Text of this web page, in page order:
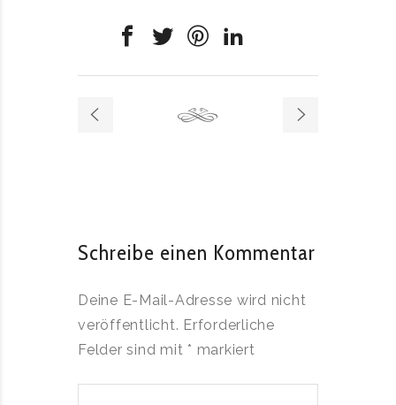
Schreibe einen Kommentar
Deine E-Mail-Adresse wird nicht
veröffentlicht. Erforderliche
Felder sind mit * markiert